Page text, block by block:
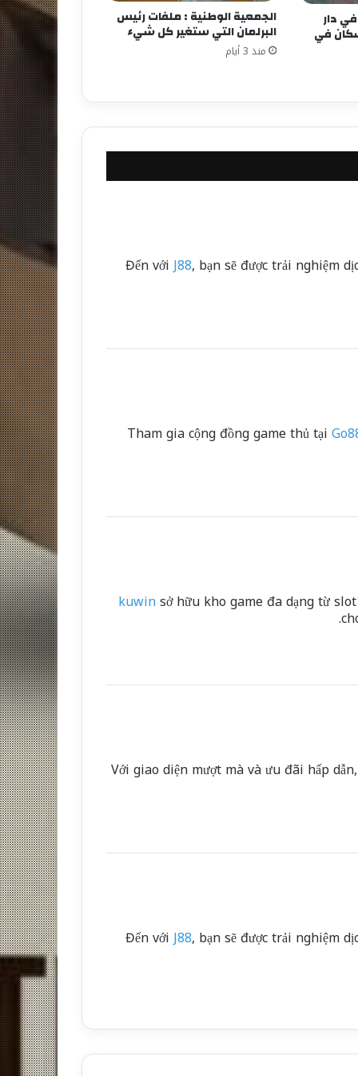
دار
في
الجمعية الوطنية : ملفات رئيس
البرلمان التي ستغير كل شيء
منذ 3 أيام
Đến vớiJ88, bạn sẽ được trải nghiệm
Tham gia cộng đồng game thủ tại
kuwinsở hữu kho game đa dạng từ
Với giao diện mượt mà và ưu đãi hấp dẫn,
Đến vớiJ88, bạn sẽ được trải nghiệm